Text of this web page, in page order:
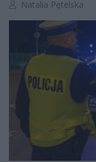
Autor artykułu:
Natalia Pętelska